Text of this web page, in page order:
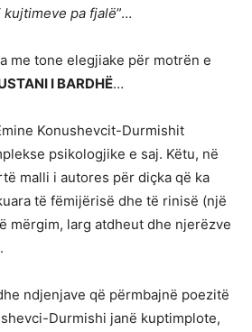
pa fjalë”…
me tone elegjiake për motrën e
I BARDHË…
Konushevcit-Durmishit
psikologjike e saj. Këtu, në
malli i autores për diçka që ka
të fëmijërisë dhe të rinisë (një
mërgim, larg atdheut dhe njerëzve
ndjenjave që përmbajnë poezitë
Durmishi janë kuptimplote,